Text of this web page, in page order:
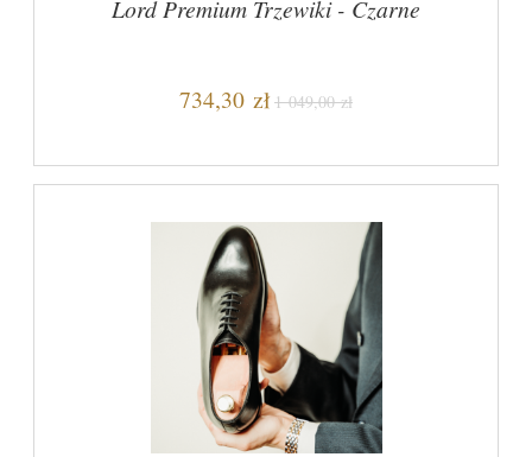
Lord Premium Trzewiki - Czarne
734,30 zł 1 049,00 zł